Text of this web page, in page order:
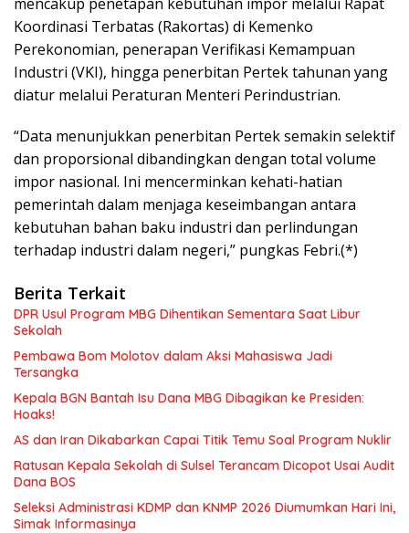
Koordinasi Terbatas (Rakortas) di Kemenko
Perekonomian, penerapan Verifikasi Kemampuan
Industri (VKI), hingga penerbitan Pertek tahunan yang
diatur melalui Peraturan Menteri Perindustrian.
“Data menunjukkan penerbitan Pertek semakin selektif
dan proporsional dibandingkan dengan total volume
impor nasional. Ini mencerminkan kehati-hatian
pemerintah dalam menjaga keseimbangan antara
kebutuhan bahan baku industri dan perlindungan
terhadap industri dalam negeri,” pungkas Febri.(*)
Berita Terkait
DPR Usul Program MBG Dihentikan Sementara Saat Libur
Sekolah
Pembawa Bom Molotov dalam Aksi Mahasiswa Jadi
Tersangka
Kepala BGN Bantah Isu Dana MBG Dibagikan ke Presiden:
Hoaks!
AS dan Iran Dikabarkan Capai Titik Temu Soal Program Nuklir
Ratusan Kepala Sekolah di Sulsel Terancam Dicopot Usai Audit
Dana BOS
Seleksi Administrasi KDMP dan KNMP 2026 Diumumkan Hari Ini,
Simak Informasinya